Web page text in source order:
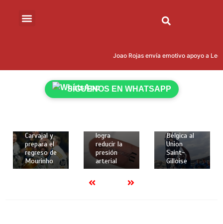
Joao Rojas envía emotivo apoyo a
SÍGUENOS EN WHATSAPP
2 mins
Carvajal y
prepara el
regreso de
Mourinho
2 mins
Crean
logra
reducir la
presión
arterial
de 2026
2 mins
Rodríguez
brilló con
gol y
Bélgica al
Union
Saint-
Gilloise